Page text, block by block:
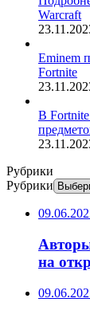
Warcraft
Eminem
Fortnite
В
Рубрики
Рубрики
на